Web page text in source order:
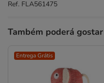
Ref. FLA561475
Também poderá gostar
Entrega Grátis